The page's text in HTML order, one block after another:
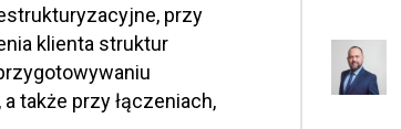
przy
klienta struktur
także przy łączeniach,